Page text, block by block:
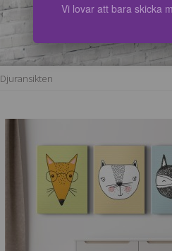
Djuransikten
Vi lovar att bara skicka